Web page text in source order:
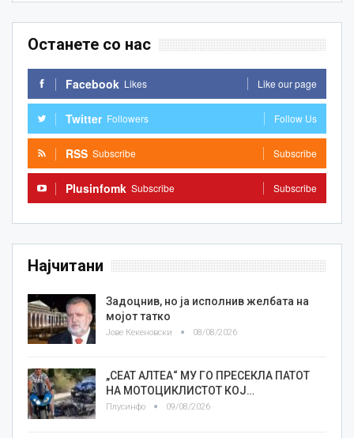
Останете со нас
Facebook Likes Like our page
Twitter Followers Follow Us
RSS Subscribe Subscribe
Plusinfomk Subscribe Subscribe
Најчитани
Задоцнив, но ја исполнив желбата на
мојот татко
Јове Кекеновски 08/08/2026
„СЕАТ АЛТЕА“ МУ ГО ПРЕСЕКЛА ПАТОТ
НА МОТОЦИКЛИСТОТ КОЈ…
Плусинфо 09/08/2026